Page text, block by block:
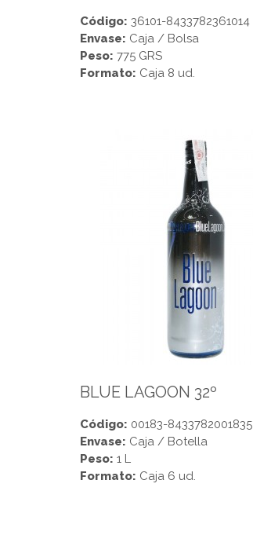
Código: 36101-8433782361014
Envase: Caja / Bolsa
Peso: 775 GRS
Formato: Caja 8 ud.
BLUE LAGOON 32º
Código: 00183-8433782001835
Envase: Caja / Botella
Peso: 1 L
Formato: Caja 6 ud.